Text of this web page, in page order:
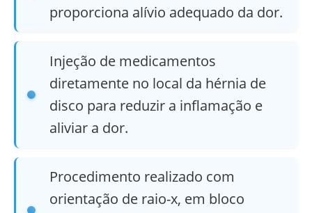
proporciona alívio adequado da dor.
Injeção de medicamentos
diretamente no local da hérnia de
disco para reduzir a inflamação e
aliviar a dor.
Procedimento realizado com
orientação de raio-x, em bloco